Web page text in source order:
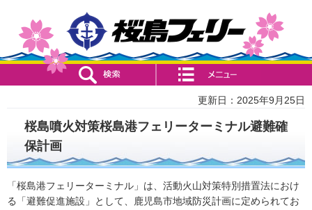
検索・共通メニュー コンテンツメニュー
更新日：2025年9月25日
桜島噴火対策桜島港フェリーターミナル避難確
保計画
「桜島港フェリーターミナル」は、活動火山対策特別措置法におけ
る「避難促進施設」として、鹿児島市地域防災計画に定められてお